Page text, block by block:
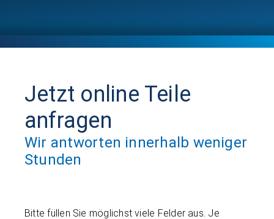
Jetzt online Teile
anfragen
Wir antworten innerhalb weniger
Stunden
Bitte füllen Sie möglichst viele Felder aus. Je